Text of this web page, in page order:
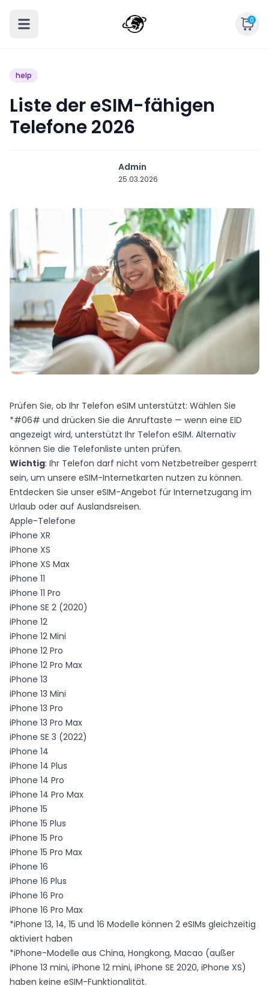
0
help
Liste der eSIM-fähigen
Telefone 2026
Admin
25.03.2026
Prüfen Sie, ob Ihr Telefon eSIM unterstützt: Wählen Sie
*#06# und drücken Sie die Anruftaste — wenn eine EID
angezeigt wird, unterstützt Ihr Telefon eSIM. Alternativ
können Sie die Telefonliste unten prüfen.
Wichtig: Ihr Telefon darf nicht vom Netzbetreiber gesperrt
sein, um unsere eSIM-Internetkarten nutzen zu können.
Entdecken Sie unser eSIM-Angebot für Internetzugang im
Urlaub oder auf Auslandsreisen.
Apple-Telefone
iPhone XR
iPhone XS
iPhone XS Max
iPhone 11
iPhone 11 Pro
iPhone SE 2 (2020)
iPhone 12
iPhone 12 Mini
iPhone 12 Pro
iPhone 12 Pro Max
iPhone 13
iPhone 13 Mini
iPhone 13 Pro
iPhone 13 Pro Max
iPhone SE 3 (2022)
iPhone 14
iPhone 14 Plus
iPhone 14 Pro
iPhone 14 Pro Max
iPhone 15
iPhone 15 Plus
iPhone 15 Pro
iPhone 15 Pro Max
iPhone 16
iPhone 16 Plus
iPhone 16 Pro
iPhone 16 Pro Max
*iPhone 13, 14, 15 und 16 Modelle können 2 eSIMs gleichzeitig
aktiviert haben
*iPhone-Modelle aus China, Hongkong, Macao (außer
iPhone 13 mini, iPhone 12 mini, iPhone SE 2020, iPhone XS)
haben keine eSIM-Funktionalität.